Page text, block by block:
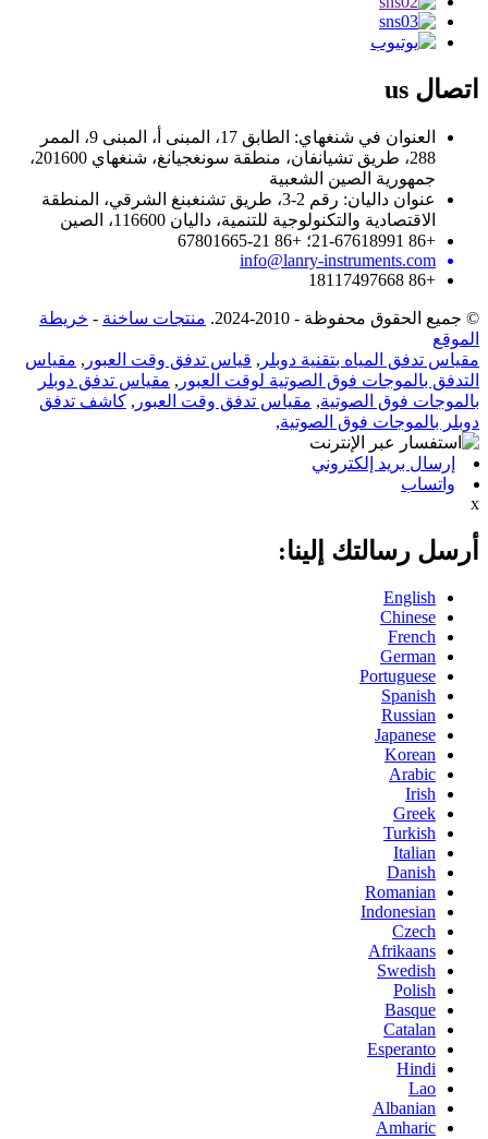
اتصال
العنوان في شنغهاي: الطابق 17، المبنى أ، المبنى 9، الممر
288، طريق تشيانفان، منطقة سونغجيانغ، شنغهاي 201600،
جمهورية الصين الشعبية
عنوان داليان: رقم 2-3، طريق تشنغبنغ الشرقي، المنطقة
الاقتصادية والتكنولوجية للتنمية، داليان 116600، الصين
+86 21-67618991؛ +86 21-67801665
info@lanry-instruments.com
+86 18117497668
© جميع الحقوق محفوظة - 2010-2024. منتجات ساخنة - خريطة
الموقع
مقياس تدفق المياه بتقنية دوبلر , قياس تدفق وقت العبور , مقياس
التدفق بالموجات فوق الصوتية لوقت العبور , مقياس تدفق دوبلر
بالموجات فوق الصوتية, مقياس تدفق وقت العبور , كاشف تدفق
دوبلر بالموجات فوق الصوتية,
إرسال بريد إلكتروني
واتساب
x
أرسل رسالتك إلينا:
English
Chinese
French
German
Portuguese
Spanish
Russian
Japanese
Korean
Arabic
Irish
Greek
Turkish
Italian
Danish
Romanian
Indonesian
Czech
Afrikaans
Swedish
Polish
Basque
Catalan
Esperanto
Hindi
Lao
Albanian
Amharic